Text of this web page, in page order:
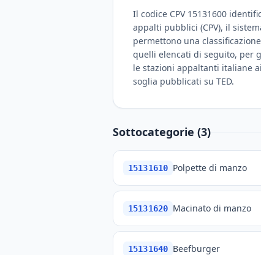
Il codice CPV 15131600
appalti pubblici (CPV), il
permettono una
quelli elencati di seguito, per
le stazioni appaltanti italiane
soglia pubblicati su TED.
Sottocategorie (3)
15131610 Polpette di manzo
15131620 Macinato di manzo
15131640 Beefburger